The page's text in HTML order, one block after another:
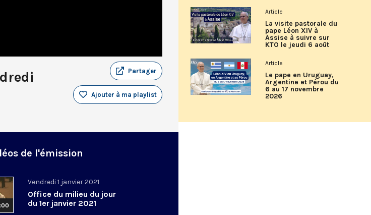
Partager
Ajouter à ma playlist
de l'émission
Vendredi 1 janvier 2021
Office du milieu du jour
du 1er janvier 2021
Article
La visite pastorale du
pape Léon XIV à
Assise à suivre sur
KTO le jeudi 6 août
Article
Le pape en Uruguay,
Argentine et Pérou du
6 au 17 novembre
2026